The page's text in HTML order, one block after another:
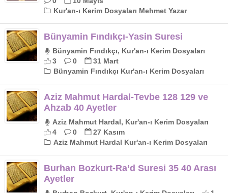
Kur'an-ı Kerim Dosyaları Mehmet Yazar
Bünyamin Fındıkçı-Yasin Suresi
Bünyamin Fındıkçı, Kur'an-ı Kerim Dosyaları
3
0
31 Mart
Bünyamin Fındıkçı Kur'an-ı Kerim Dosyaları
Aziz Mahmut Hardal-Tevbe 128 129 ve
Ahzab 40 Ayetler
Aziz Mahmut Hardal, Kur'an-ı Kerim Dosyaları
4
0
27 Kasım
Aziz Mahmut Hardal Kur'an-ı Kerim Dosyaları
Burhan Bozkurt-Ra’d Suresi 35 40 Arası
Ayetler